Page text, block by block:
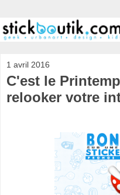
1 avril 2016
C'est le
relooker votre